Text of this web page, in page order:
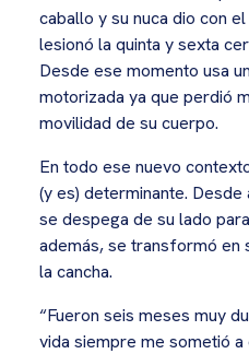
caballo y su nuca dio con
lesionó la quinta y sexta
Desde ese momento usa
motorizada ya que perdió
movilidad de su cuerpo.
En todo ese nuevo
(y es) determinante.
se despega de su lado
además, se transformó en
la cancha.
“Fueron seis meses muy
vida siempre me sometió